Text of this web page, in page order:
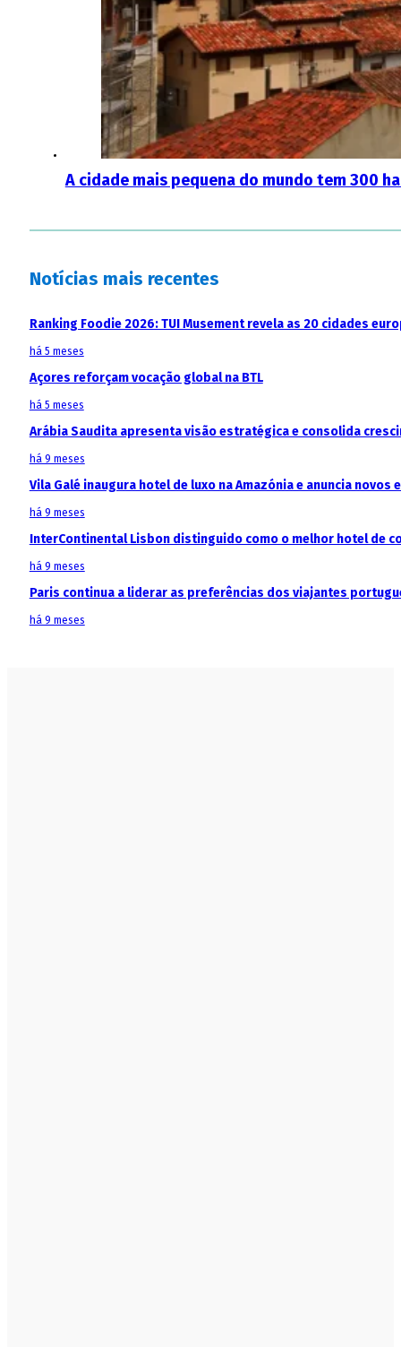
A cidade mais pequena do mundo tem 300
Notícias mais recentes
Ranking Foodie 2026: TUI Musement revela as 20 cidades
há 5 meses
Açores reforçam vocação global na BTL
há 5 meses
Arábia Saudita apresenta visão estratégica e consolida
há 9 meses
Vila Galé inaugura hotel de luxo na Amazónia e anuncia
há 9 meses
InterContinental Lisbon distinguido como o melhor hotel de
há 9 meses
Paris continua a liderar as preferências dos viajantes
há 9 meses